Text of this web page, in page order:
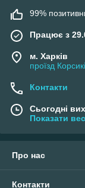
99%
Працює з
м. Харків
проїзд
Контакти
Сьогодні
Показати
Про нас
Контакти